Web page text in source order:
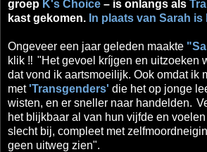
groep K's Choice – is onlangs als
kast gekomen. In plaats van Sarah is
Ongeveer een jaar geleden maakte
klik ‼ "Het gevoel kríjgen en uitzoeken
dat vond ik aartsmoeilijk. Ook omdat ik
met'Transgenders' die het op jonge
wisten, en er sneller naar handelden.
het blijkbaar al van hun vijfde en
slecht bij, compleet met
geen uitweg zien".